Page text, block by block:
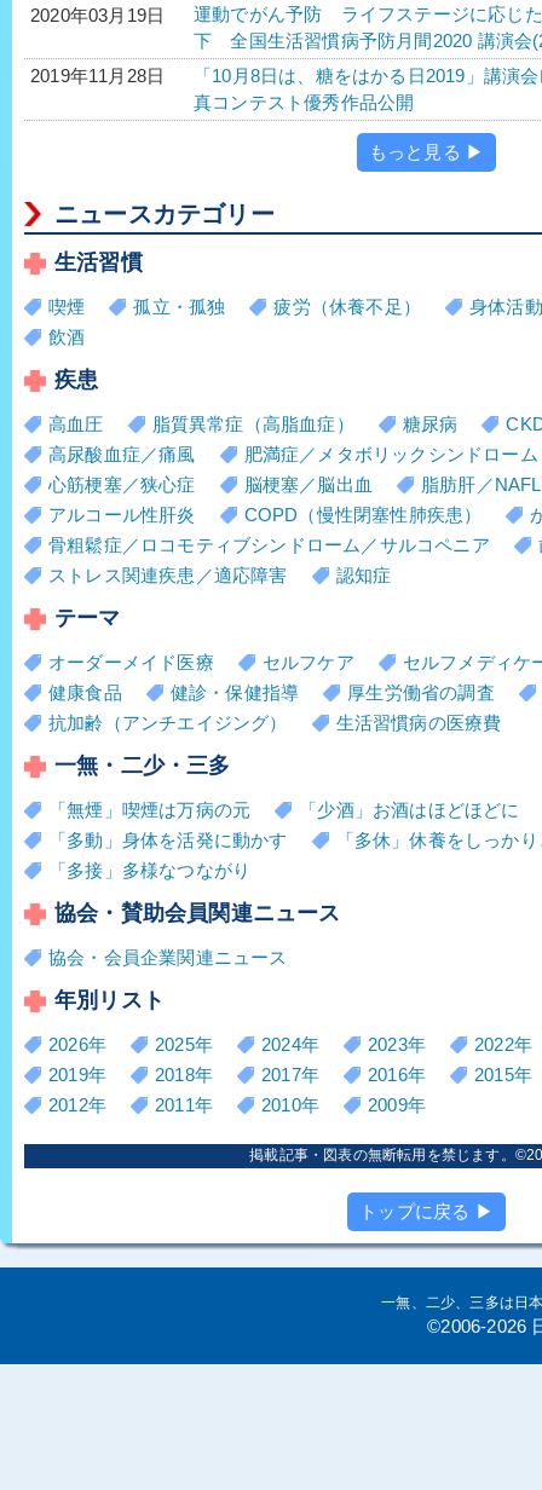
2020年03月19日
運動でがん予防 ライフステージに応じ
下 全国生活習慣病予防月間2020 講演会
2019年11月28日
「10月8日は、糖をはかる日2019」講演
真コンテスト優秀作品公開
もっと見る ▶
ニュースカテゴリー
生活習慣
喫煙 孤立・孤独 疲労（休養不足）
身体活
飲酒
疾患
高血圧 脂質異常症（高脂血症） 糖尿病
高尿酸血症／痛風
肥満症／メタボリックシンドローム
心筋梗塞／狭心症
脳梗塞／脳出血
脂肪肝／
アルコール性肝炎
COPD（慢性閉塞性肺疾患）
骨粗鬆症／ロコモティブシンドローム／サルコペニア
ストレス関連疾患／適応障害
認知症
テーマ
オーダーメイド医療 セルフケア
セルフメディケ
健康食品
健診・保健指導
厚生労働省の調査
抗加齢（アンチエイジング）
生活習慣病の医療費
一無・二少・三多
「無煙」喫煙は万病の元
「少酒」お酒はほどほどに
「多動」身体を活発に動かす
「多休」休養をしっか
「多接」多様なつながり
協会・賛助会員関連ニュース
協会・会員企業関連ニュース
年別リスト
2026年 2025年 2024年 2023年
2022年
2019年
2018年 2017年 2016年
2015年
2012年
2011年 2010年 2009年
掲載記事・図表の無断転用を禁じます。
トップに戻る ▶
一無、二少、三多は日
©2006-2026